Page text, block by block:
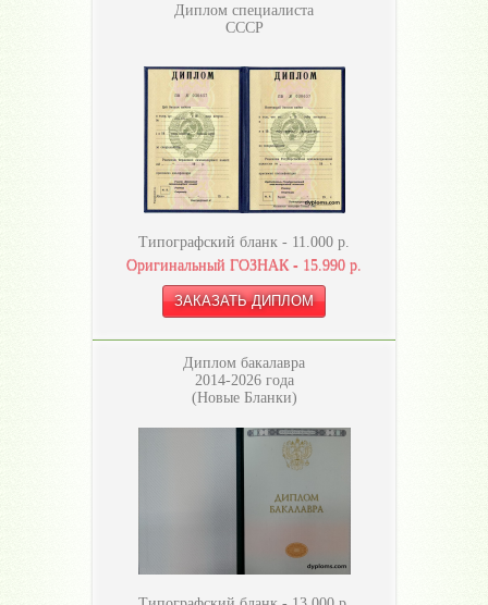
Диплом специалиста
СССР
Типографский бланк - 11.000 р.
Оригинальный ГОЗНАК - 15.990 р.
Диплом бакалавра
2014-2026 года
(Новые Бланки)